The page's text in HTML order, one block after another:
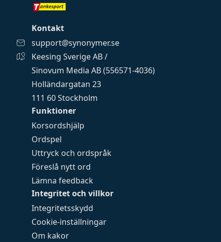
Funktioner
Korsordshjälp
Ordspel
Uttryck och ordspråk
Föreslå nytt ord
Lämna feedback
Integritet och villkor
Integritetsskydd
Cookie-inställningar
Om kakor
Kontakt
support@synonymer.se
Keesing Sverige AB /
Sinovum Media AB (556571-4036)
Holländargatan 23
111 60 Stockholm